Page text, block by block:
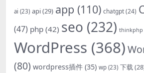
ai (23) api(29) app (110) chatgpt(24)
(47) php (42) seo (232) thinkphp
WordPress (368)
(80) wordpress插件 (35) wp (23) 下载